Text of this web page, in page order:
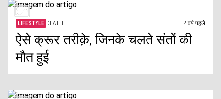
LIFESTYLE DEATH 2 वर्ष पहले
ऐसे क्रूर तरीक़े, जिनके चलते संतों की
मौत हुई